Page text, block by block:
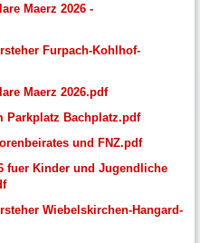
Maerz 2026 -
Furpach-Kohlhof-
Maerz 2026.pdf
Parkplatz Bachplatz.pdf
und FNZ.pdf
fuer Kinder und Jugendliche
Wiebelskirchen-Hangard-